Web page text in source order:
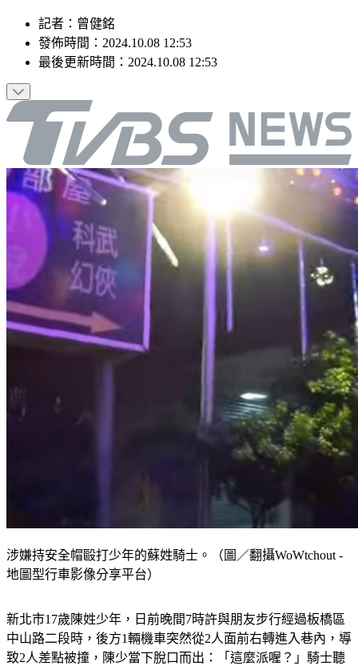
記者 ： 曾健銘
發佈時間： 2024.10.08 12:53
最後更新時間： 2024.10.08 12:53
涉嫌持安全帽毆打少年的蘇姓騎士。（圖／翻攝WoWtchout -
地圖型行車影像分享平台）
新北市17歲陳姓少年，日前晚間7時許與朋友步行經過板橋區
中山路二段時，後方1輛機車突然從2人面前右轉進入巷內，導
致2人差點被撞，陳少當下脫口而出：「這麼派喔？」騎士聽